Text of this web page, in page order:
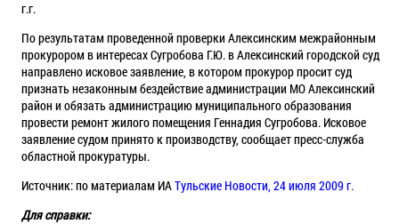
г.г.
По результатам проведенной проверки Алексинским межрайонным
прокурором в интересах Сугробова Г.Ю. в Алексинский городской суд
направлено исковое заявление, в котором прокурор просит суд
признать незаконным бездействие администрации МО Алексинский
район и обязать администрацию муниципального образования
провести ремонт жилого помещения Геннадия Сугробова. Исковое
заявление судом принято к производству, сообщает пресс-служба
областной прокуратуры.
Источник: по материалам ИАТульские Новости, 24 июля 2009 г.
Для справки: